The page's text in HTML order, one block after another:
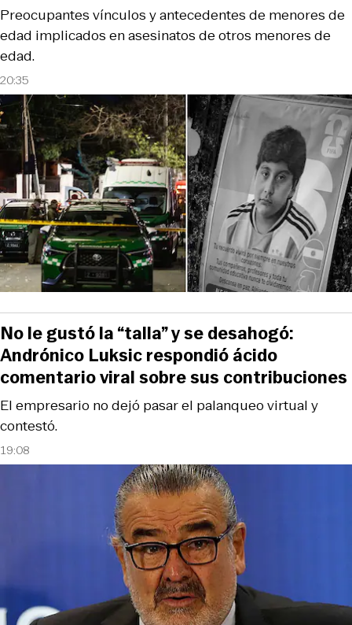
20:35
Preocupantes vínculos y antecedentes de menores de
edad implicados en asesinatos de otros menores de
edad.
19:08
El empresario no dejó pasar el palanqueo virtual y
contestó.
No le gustó la “talla” y se desahogó:
Andrónico Luksic respondió ácido
comentario viral sobre sus contribuciones